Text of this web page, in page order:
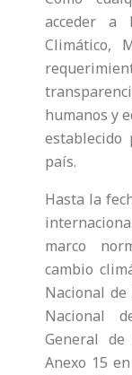
acceder a
Climático,
humanos y
país.
Hasta la
marco
cambio
Nacional
Nacional
General de
Anexo 15